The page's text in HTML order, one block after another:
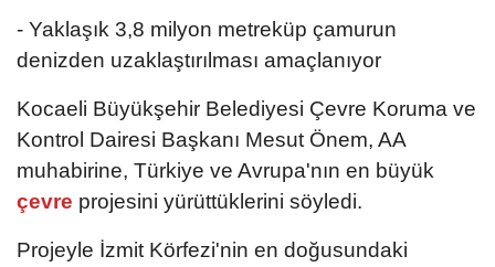
- Yaklaşık 3,8 milyon metreküp çamurun
denizden uzaklaştırılması amaçlanıyor
Kocaeli Büyükşehir Belediyesi Çevre Koruma ve
Kontrol Dairesi Başkanı Mesut Önem, AA
muhabirine, Türkiye ve Avrupa'nın en büyük
çevre projesini yürüttüklerini söyledi.
Projeyle İzmit Körfezi'nin en doğusundaki